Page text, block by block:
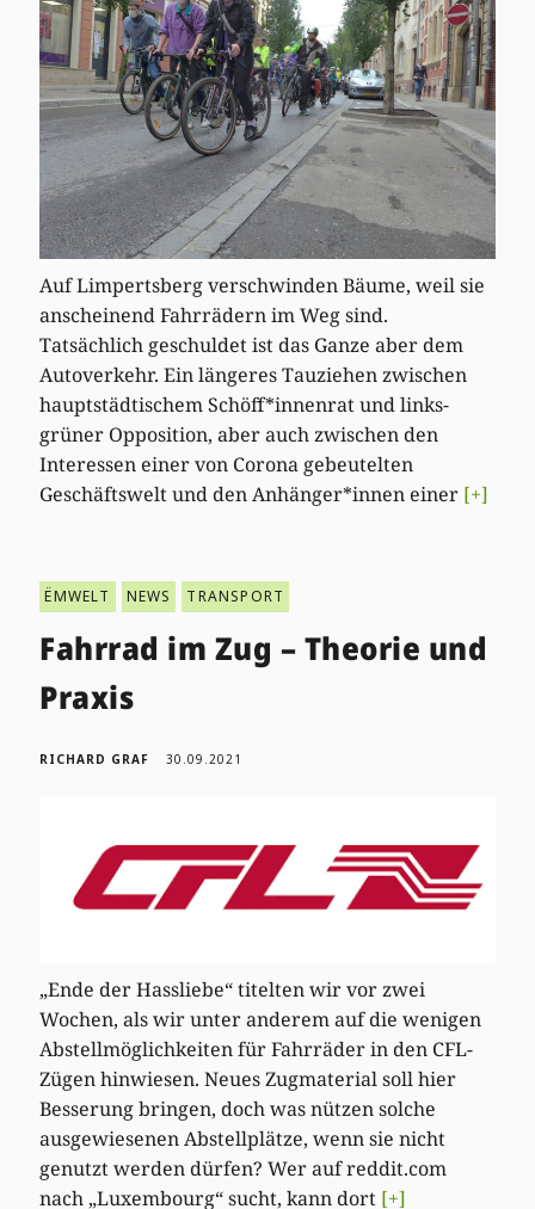
Auf Limpertsberg verschwinden Bäume, weil sie
anscheinend Fahrrädern im Weg sind.
Tatsächlich geschuldet ist das Ganze aber dem
Autoverkehr. Ein längeres Tauziehen zwischen
hauptstädtischem Schöff*innenrat und links-
grüner Opposition, aber auch zwischen den
Interessen einer von Corona gebeutelten
Geschäftswelt und den Anhänger*innen einer [+]
ËMWELT NEWS TRANSPORT
Fahrrad im Zug – Theorie und
Praxis
RICHARD GRAF 30.09.2021
„Ende der Hassliebe“ titelten wir vor zwei
Wochen, als wir unter anderem auf die wenigen
Abstellmöglichkeiten für Fahrräder in den CFL-
Zügen hinwiesen. Neues Zugmaterial soll hier
Besserung bringen, doch was nützen solche
ausgewiesenen Abstellplätze, wenn sie nicht
genutzt werden dürfen? Wer auf reddit.com
nach „Luxembourg“ sucht, kann dort [+]